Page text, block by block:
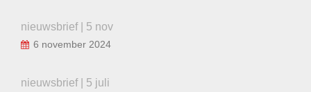
nieuwsbrief | 5 nov
6 november 2024
nieuwsbrief | 5 juli